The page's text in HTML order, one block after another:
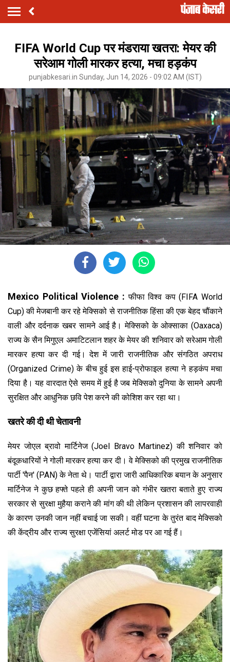
FIFA World Cup पर मंडराया खतरा: मेयर की
सरेआम गोली मारकर हत्या, मचा हड़कंप
punjabkesari.in Sunday, Jun 14, 2026 - 09:02 AM (IST)
Mexico Political Violence :फीफा विश्व कप (FIFA World
Cup) की मेजबानी कर रहे मेक्सिको से राजनीतिक हिंसा की एक बेहद चौंकाने
वाली और दर्दनाक खबर सामने आई है। मेक्सिको के ओक्साका (Oaxaca)
राज्य के सैन मिगुएल अमाटिटलान शहर के मेयर की शनिवार को सरेआम गोली
मारकर हत्या कर दी गई। देश में जारी राजनीतिक और संगठित अपराध
(Organized Crime) के बीच हुई इस हाई-प्रोफाइल हत्या ने हड़कंप मचा
दिया है। यह वारदात ऐसे समय में हुई है जब मेक्सिको दुनिया के सामने अपनी
सुरक्षित और आधुनिक छवि पेश करने की कोशिश कर रहा था।
खतरे की दी थी चेतावनी
मेयर जोएल ब्रावो मार्टिनेज (Joel Bravo Martinez) की शनिवार को
बंदूकधारियों ने गोली मारकर हत्या कर दी। वे मेक्सिको की प्रमुख राजनीतिक
पार्टी 'पैन' (PAN) के नेता थे। पार्टी द्वारा जारी आधिकारिक बयान के अनुसार
मार्टिनेज ने कुछ हफ्ते पहले ही अपनी जान को गंभीर खतरा बताते हुए राज्य
सरकार से सुरक्षा मुहैया कराने की मांग की थी लेकिन प्रशासन की लापरवाही
के कारण उनकी जान नहीं बचाई जा सकी। वहीं घटना के तुरंत बाद मेक्सिको
की केंद्रीय और राज्य सुरक्षा एजेंसियां अलर्ट मोड पर आ गई हैं।